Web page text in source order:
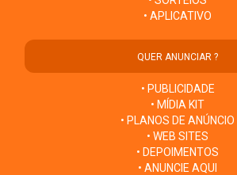
• APLICATIVO
QUER ANUNCIAR ?
• PUBLICIDADE
• MÍDIA KIT
• PLANOS DE ANÚNCIO
• WEB SITES
• DEPOIMENTOS
• ANUNCIE AQUI